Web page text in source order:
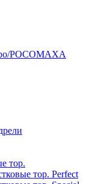
РОСОМАХА
тор.
тор. Perfect